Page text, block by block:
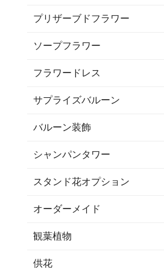
プリザーブドフラワー
ソープフラワー
フラワードレス
サプライズバルーン
バルーン装飾
シャンパンタワー
スタンド花オプション
オーダーメイド
観葉植物
供花